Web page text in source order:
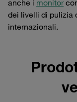
anche i monitor
dei livelli di pulizia
internazionali.